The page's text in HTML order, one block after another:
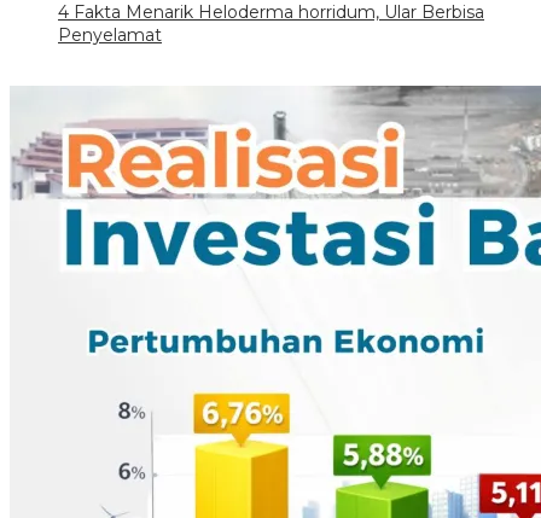
4 Fakta Menarik Heloderma horridum, Ular Berbisa
Penyelamat